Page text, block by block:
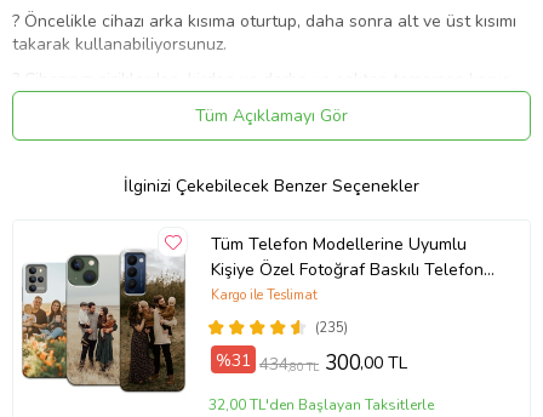
? Öncelikle cihazı arka kısıma oturtup, daha sonra alt ve üst kısımı
takarak kullanabiliyorsunuz.
Harika kalıp kesimi sayesinde cihazınıza mükemmel uyar.
Diğer kapaklardan farkı alt ve üst kısımlarıda kapatıyor olmasıdır.
İçeriğinde sağlığa zararlı bir materyal bulunmamaktadır.
Ürün Kodu:
kcm89596968
Tüm Açıklamayı Gör
İlginizi Çekebilecek Benzer Seçenekler
Tüm Telefon Modellerine Uyumlu
Kişiye Özel Fotoğraf Baskılı Telefon
Kılıfı
(235)
Kargo ile Teslimat
%31 434,80 TL 300,00 TL
32,00 TL'den Başlayan Taksitlerle